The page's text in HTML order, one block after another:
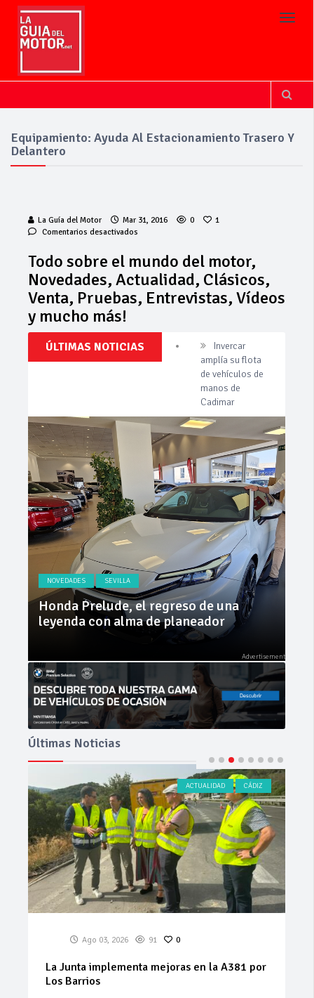
Equipamiento: Ayuda Al Estacionamiento Trasero Y
Delantero
La Guía del Motor Mar 31, 2016 0
1
Comentarios desactivados
el
mundo
del
motor,
Venta,
Pruebas,
más!
Todo sobre el mundo del motor,
Novedades, Actualidad, Clásicos,
Venta, Pruebas, Entrevistas, Vídeos
y mucho más!
ÚLTIMAS NOTICIAS
Cárnicas El
Alcazar,
patrocinador de
la 42ª Subida a
Vejer
implementa
mejoras en la
A381 por Los
Barrios
Invercar
amplía su flota
de vehículos de
manos de
Cadimar
NOVEDADES SEVILLA
Honda Prelude, el regreso de una
leyenda con alma de planeador
Últimas Noticias
ACTUALIDAD CÁDIZ
Ago 03, 2026 91 0
La Junta implementa mejoras en la A381 por
Los Barrios